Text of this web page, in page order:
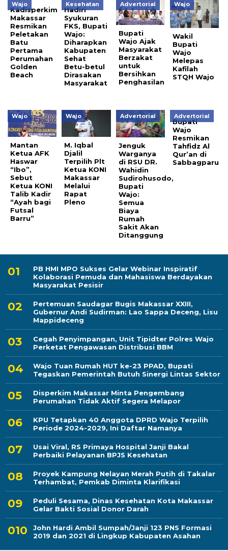
Wajo
Kadisperkim
Makassar
Resmikan
Peletakan
Batu
Pertama
Perumahan
Golden
Beach
Kesehatan
Hadiri
Syukuran
FKS, Bupati
Wajo:
Diharapkan
Kabupaten
Sehat
Betu-betul
Dirasakan
Masyarakat
Advertorial
Bupati
Wajo Ajak
Masyarakat
Berzakat
untuk
Bersihkan
Penghasilan
Wajo
Wakil
Bupati
Wajo
Melepas
Kafilah
STQH Wajo
Wajo
Mantan
Ketua AFK
Haswar
“Ibo”,
Sebut
Ketua KONI
Talib Kadir
“Ayah bagi
Futsal
Barru”
Wajo
M. Iqbal
Djalil
Terpilih Plt
Ketua KONI
Makassar
Melalui
Rapat
Pleno
Advertorial
Jenguk
Warganya
di RSU DR.
Wahidin
Sudirohusodo,
Bupati
Wajo:
Semua
Biaya
Rumah
Sakit Akan
Ditanggung
Advertorial
Bupati
Wajo
Resmikan
Tahfidz Al
Qur’an di
Sabbagparu
PB HMI MPO Sukses Gelar Webinar Inspiratif
Kolaborasi Pemuda dan Mahasiswa Berdayakan
Masyarakat Pesisir
Pertemuan Saudagar Bugis Makassar XXIII,
Gubernur Andi Sudirman: Lao Sappa Deceng, Lisu
Mappideceng
Cegah Penyimpangan, Unit Tipidter Polres Wajo
Perketat Pengawasan Distribusi BBM
Wajo Tuan Rumah HUT ke-23 PPAD, Bupati
Tegaskan Pemerintah Butuh Sinergi Lintas Sektor
Disperkim Makassar Minta Pengembang
Perumahan Tidak Aktif Segera Melapor
KPU Tetapkan 40 Anggota DPRD Wajo Terpilih
Periode 2024-2029, Ini Daftar Namanya
Usai Viral, RS Primaya Hospital Janji Bakal
Perbaiki Pelayanan BPJS Kesehatan
Proyek Kampung Nelayan Merah Putih di Takalar
Terhambat, Pemkab Diminta Klarifikasi
Peduli Sesama, Dinas Kesehatan Kota Makassar
Gelar Bakti Sosial Donor Darah
John Hardi Ambil Sumpah/Janji 123 PNS Formasi
2019 dan 2021 di Lingkup Kabupaten Asahan